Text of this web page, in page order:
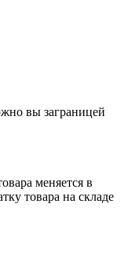
вы заграницей
меняется в
товара на складе